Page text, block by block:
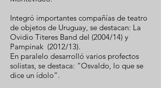
Integró importantes compañías de teatro
de objetos de Uruguay, se destacan: La
Ovidio Titeres Band del (2004/14) y
Pampinak (2012/13).
En paralelo desarrolló varios profectos
solistas, se destaca: “Osvaldo, lo que se
dice un ídolo”.